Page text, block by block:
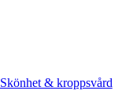
Skönhet & kroppsvård